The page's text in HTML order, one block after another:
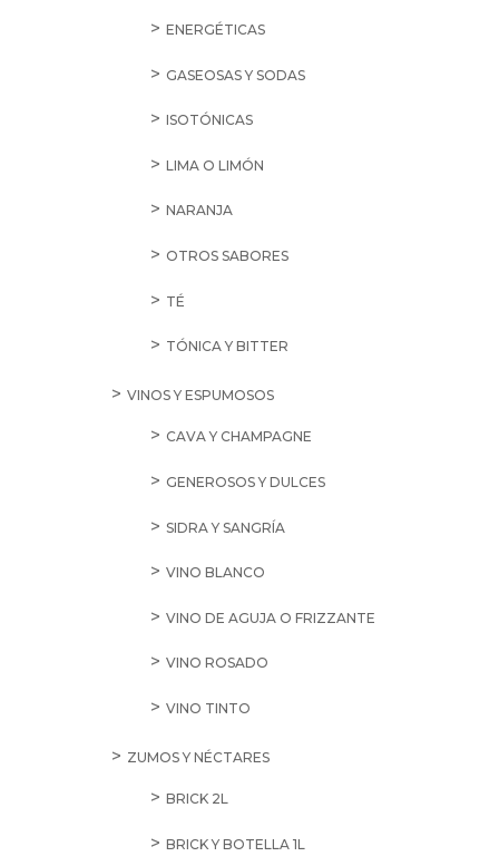
ENERGÉTICAS
GASEOSAS Y SODAS
ISOTÓNICAS
LIMA O LIMÓN
NARANJA
OTROS SABORES
TÉ
TÓNICA Y BITTER
VINOS Y ESPUMOSOS
CAVA Y CHAMPAGNE
GENEROSOS Y DULCES
SIDRA Y SANGRÍA
VINO BLANCO
VINO DE AGUJA O FRIZZANTE
VINO ROSADO
VINO TINTO
ZUMOS Y NÉCTARES
BRICK 2L
BRICK Y BOTELLA 1L